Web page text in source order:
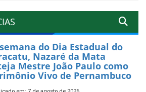
do Dia Estadual do
Nazaré da Mata
Mestre João Paulo como
Vivo de Pernambuco